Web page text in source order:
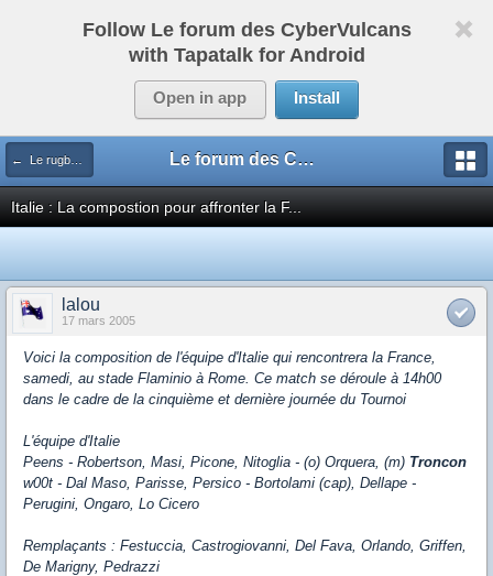
Follow Le forum des CyberVulcans
with Tapatalk for Android
Open in app Install
← Le rugby international Le forum des CyberVulcans
Italie : La compostion pour affronter la F...
lalou
17 mars 2005
Voici la composition de l'équipe d'Italie qui rencontrera la France,
samedi, au stade Flaminio à Rome. Ce match se déroule à 14h00
dans le cadre de la cinquième et dernière journée du Tournoi
L'équipe d'Italie
Peens - Robertson, Masi, Picone, Nitoglia - (o) Orquera, (m) Troncon
w00t - Dal Maso, Parisse, Persico - Bortolami (cap), Dellape -
Perugini, Ongaro, Lo Cicero
Remplaçants : Festuccia, Castrogiovanni, Del Fava, Orlando, Griffen,
De Marigny, Pedrazzi